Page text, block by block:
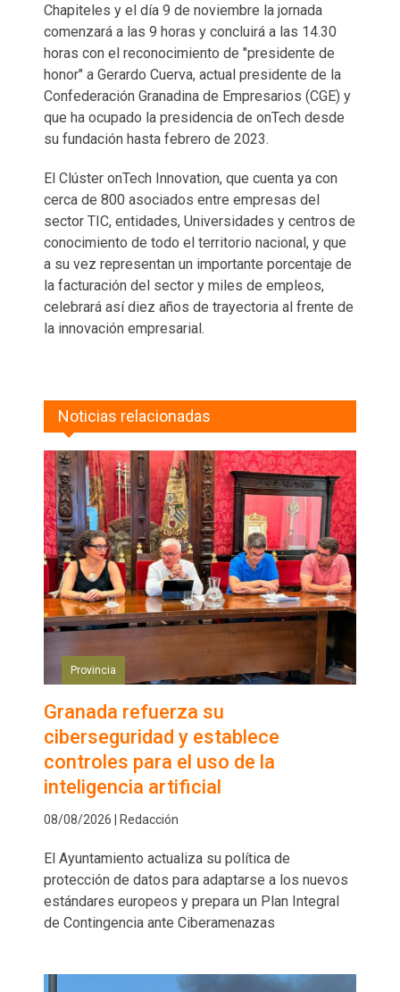
Chapiteles y el día 9 de noviembre la jornada
comenzará a las 9 horas y concluirá a las 14.30
horas con el reconocimiento de "presidente de
honor" a Gerardo Cuerva, actual presidente de la
Confederación Granadina de Empresarios (CGE) y
que ha ocupado la presidencia de onTech desde
su fundación hasta febrero de 2023.
El Clúster onTech Innovation, que cuenta ya con
cerca de 800 asociados entre empresas del
sector TIC, entidades, Universidades y centros de
conocimiento de todo el territorio nacional, y que
a su vez representan un importante porcentaje de
la facturación del sector y miles de empleos,
celebrará así diez años de trayectoria al frente de
la innovación empresarial.
Noticias relacionadas
Provincia
Granada refuerza su
ciberseguridad y establece
controles para el uso de la
inteligencia artificial
08/08/2026 | Redacción
El Ayuntamiento actualiza su política de
protección de datos para adaptarse a los nuevos
estándares europeos y prepara un Plan Integral
de Contingencia ante Ciberamenazas